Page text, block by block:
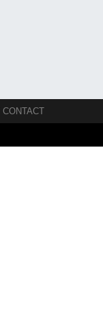
CONTACT